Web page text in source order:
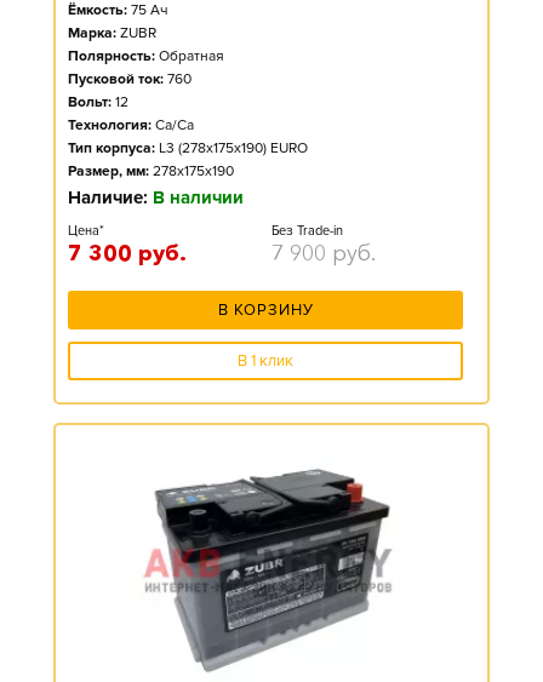
Ёмкость: 75 Ач
Марка: ZUBR
Полярность: Обратная
Пусковой ток: 760
Вольт: 12
Технология: Ca/Ca
Тип корпуса: L3 (278x175x190) EURO
Размер, мм: 278x175x190
Наличие: В наличии
Цена*
7 300 руб.
Без Trade-in
7 900 руб.
В КОРЗИНУ
В 1 клик